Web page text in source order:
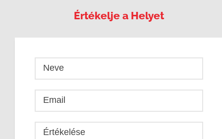
Értékelje a Helyet
Neve
Email
Értékelése